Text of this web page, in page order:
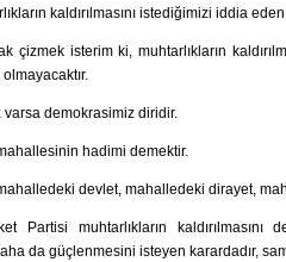
kaldırılmasını istediğimizi iddia
çizmek isterim ki, muhtarlıkların
varsa demokrasimiz diridir.
hadimi demektir.
devlet, mahalledeki dirayet,
Partisi muhtarlıkların kaldırılmasını
da güçlenmesini isteyen karardadır,